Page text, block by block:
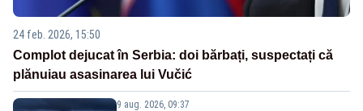
24 feb. 2026, 15:50
Complot dejucat în Serbia: doi bărbați, suspectați că
plănuiau asasinarea lui Vučić
9 aug. 2026, 09:37